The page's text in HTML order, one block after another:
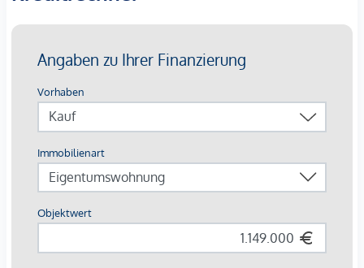
zum CAT (City Airport Train), ein absolutes Highlight.
Kaufpreise der Vorsorgewohnungen
von EUR 260.000, - bis EUR 1.395.000, - netto zzgl. 20%
Fertigstellung:Das Projekt befindet sich in laufender
Sanierung der Allgemeinflächen, die bis Ende 2027
fertiggestellt werden. Vermietete Einheiten werden inklusive
bestehender Mietverhältnisse übernommen. Leerstehende